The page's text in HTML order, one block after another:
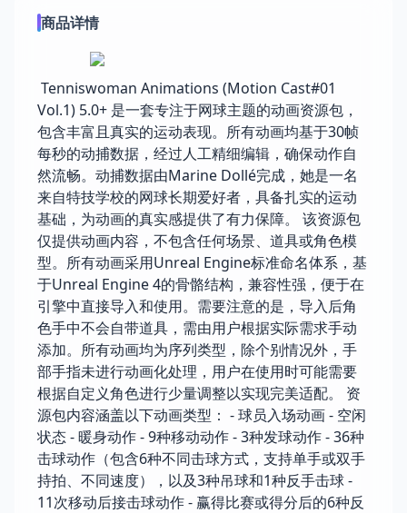
商品详情
Tenniswoman Animations (Motion Cast#01
Vol.1) 5.0+ 是一套专注于网球主题的动画资源包，
包含丰富且真实的运动表现。所有动画均基于30帧
每秒的动捕数据，经过人工精细编辑，确保动作自
然流畅。动捕数据由Marine Dollé完成，她是一名
来自特技学校的网球长期爱好者，具备扎实的运动
基础，为动画的真实感提供了有力保障。 该资源包
仅提供动画内容，不包含任何场景、道具或角色模
型。所有动画采用Unreal Engine标准命名体系，基
于Unreal Engine 4的骨骼结构，兼容性强，便于在
引擎中直接导入和使用。需要注意的是，导入后角
色手中不会自带道具，需由用户根据实际需求手动
添加。所有动画均为序列类型，除个别情况外，手
部手指未进行动画化处理，用户在使用时可能需要
根据自定义角色进行少量调整以实现完美适配。 资
源包内容涵盖以下动画类型： - 球员入场动画 - 空闲
状态 - 暖身动作 - 9种移动动作 - 3种发球动作 - 36种
击球动作（包含6种不同击球方式，支持单手或双手
持拍、不同速度），以及3种吊球和1种反手击球 -
11次移动后接击球动作 - 赢得比赛或得分后的6种反